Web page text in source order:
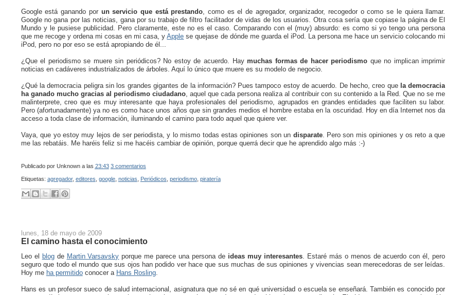
Google está ganando por un servicio que está prestando, como es el de agregador, organizador, recogedor o como se le quiera llamar.
Google no gana por las noticias, gana por su trabajo de filtro facilitador de vidas de los usuarios. Otra cosa sería que copiase la página de El
Mundo y le pusiese publicidad. Pero claramente, este no es el caso. Comparando con el (muy) absurdo: es como si yo tengo una persona
que me recoge y ordena mi cosas en mi casa, yApple se quejase de dónde me guarda el iPod. La persona me hace un servicio colocando mi
iPod, pero no por eso se está apropiando de él...
¿Que el periodismo se muere sin periódicos? No estoy de acuerdo. Haymuchas formas de hacer periodismo que no implican imprimir
noticias en cadáveres industrializados de árboles. Aquí lo único que muere es su modelo de negocio.
¿Qué la democracia peligra sin los grandes gigantes de la información? Pues tampoco estoy de acuerdo. De hecho, creo que la democracia
ha ganado mucho gracias al periodismo ciudadano, aquel que cada persona realiza al contribuir con su contenido a la Red. Que no se me
malinterprete, creo que es muy interesante que haya profesionales del periodismo, agrupados en grandes entidades que faciliten su labor.
Pero (afortunadamente) ya no es como hace unos años que sin grandes medios el hombre estaba en la oscuridad. Hoy en día Internet nos da
acceso a toda clase de información, iluminando el camino para todo aquel que quiere ver.
Vaya, que yo estoy muy lejos de ser periodista, y lo mismo todas estas opiniones son un disparate. Pero son mis opiniones y os reto a que
me las rebatáis. Me haréis feliz si me hacéis cambiar de opinión, porque querrá decir que he aprendido algo más :-)
Publicado por Unknown a las 23:43 3 comentarios
Etiquetas: agregador, editores google, noticias Periódicos periodismo, piratería
lunes, 18 de mayo de 2009
El camino hasta el conocimiento
Leo el blogde Martin Varsavsky porque me parece una persona de ideas muy interesantes. Estaré más o menos de acuerdo con él, pero
seguro que todo el mundo que sus ojos han podido ver hace que sus muchas de sus opiniones y vivencias sean merecedoras de ser leídas.
Hoy me ha permitidoconocer a Hans Rosling.
Hans es un profesor sueco de salud internacional, asignatura que no sé en qué universidad o escuela se enseñará. También es conocido por